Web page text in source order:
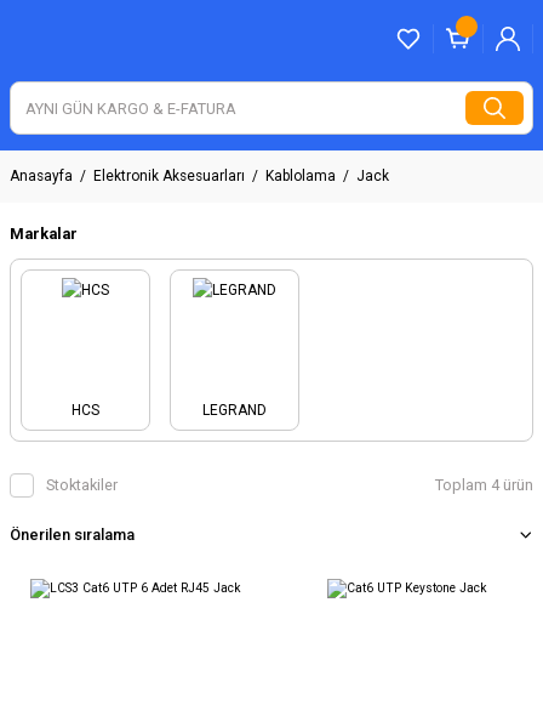
Anasayfa Elektronik Aksesuarları Kablolama Jack
Markalar
HCS LEGRAND
Stoktakiler Toplam 4 ürün